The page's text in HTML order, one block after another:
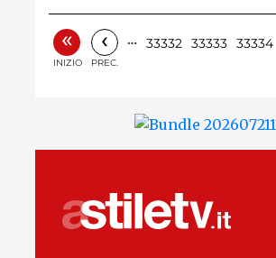
«
INIZIO
‹
PREC.
… 33332 33333 33334